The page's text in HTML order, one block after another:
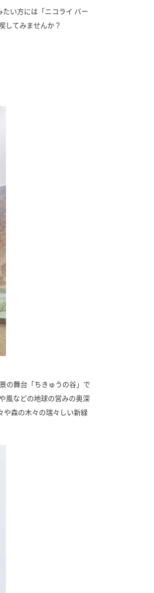
い方には「ニコライ バー
してみませんか？
の舞台「ちきゅうの谷」で
風などの地球の営みの奥深
や森の木々の瑞々しい新緑